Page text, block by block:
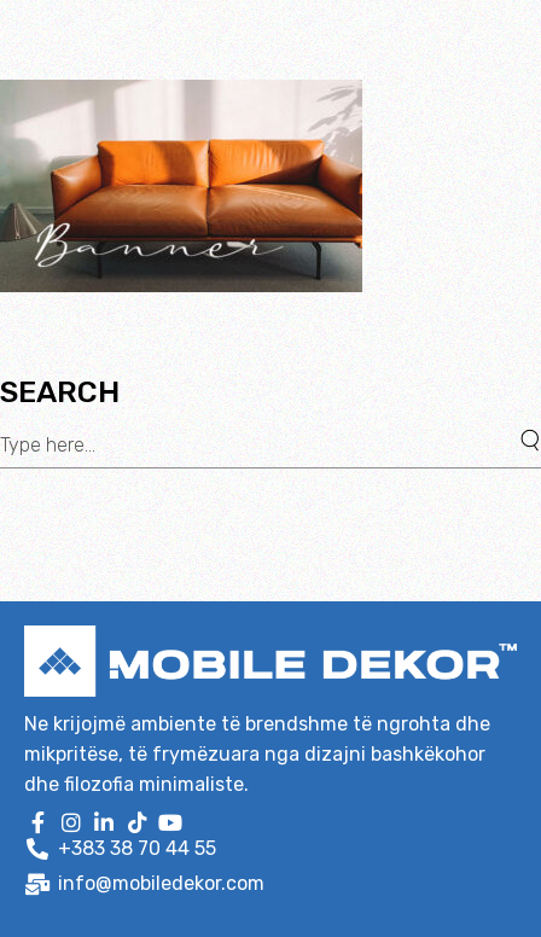
SEARCH
Ne krijojmë ambiente të brendshme të ngrohta dhe
mikpritëse, të frymëzuara nga dizajni bashkëkohor
dhe filozofia minimaliste.
+383 38 70 44 55
info@mobiledekor.com